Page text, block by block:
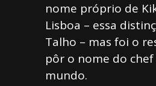
nome próprio de
Lisboa – essa
Talho – mas foi o
pôr o nome do
mundo.